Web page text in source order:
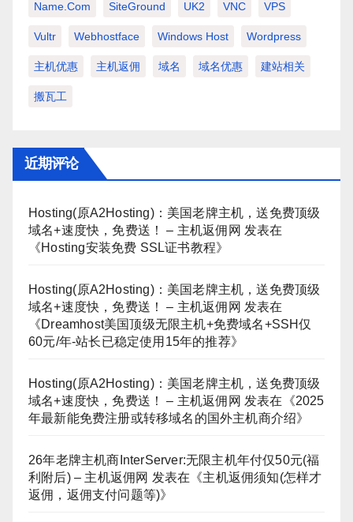
Name.com SiteGround UK2 VNC VPS
Vultr Webhostface Windows Host Wordpress
主机优惠 主机返佣 域名 域名优惠 建站相关
搬瓦工
近期评论
Hosting(原A2Hosting)：美国老牌主机，送免费顶级
域名+速度快，免费送！ – 主机返佣网 发表在
《Hosting安装免费 SSL证书教程》
Hosting(原A2Hosting)：美国老牌主机，送免费顶级
域名+速度快，免费送！ – 主机返佣网 发表在
《Dreamhost美国顶级无限主机+免费域名+SSH仅
60元/年-站长已稳定使用15年的推荐》
Hosting(原A2Hosting)：美国老牌主机，送免费顶级
域名+速度快，免费送！ – 主机返佣网 发表在《2025
年最新能免费注册或转移域名的国外主机商介绍》
26年老牌主机商InterServer:无限主机年付仅50元(福
利附后) – 主机返佣网 发表在《主机返佣须知(怎样才
返佣，返佣支付问题等)》